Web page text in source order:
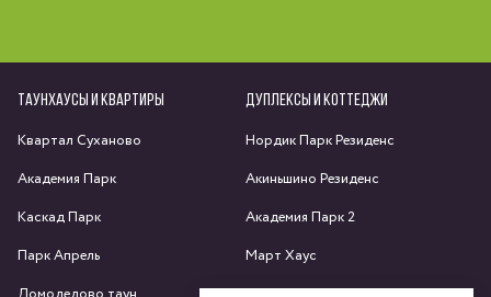
ТАУНХАУСЫ И КВАРТИРЫ
Квартал Суханово
Академия Парк
Каскад Парк
Парк Апрель
ДУПЛЕКСЫ И КОТТЕДЖИ
Нордик Парк Резиденс
Акиньшино Резиденс
Академия Парк 2
Март Хаус